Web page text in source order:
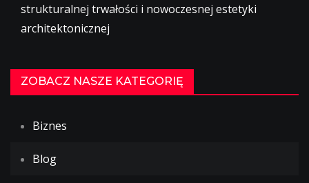
strukturalnej trwałości i nowoczesnej estetyki
architektonicznej
ZOBACZ NASZE KATEGORIĘ
Biznes
Blog